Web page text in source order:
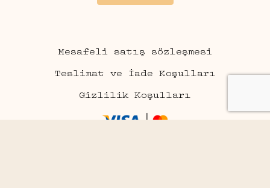
Mesafeli satış sözleşmesi
Teslimat ve İade Koşulları
Gizlilik Koşulları